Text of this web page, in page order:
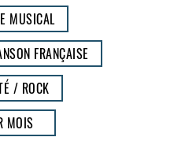
MUSICAL
FRANÇAISE
/ ROCK
MOIS